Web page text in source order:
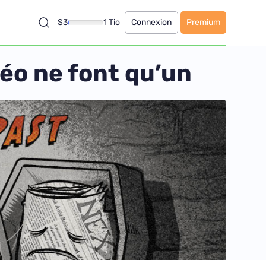
S3 1 Tio Connexion Premium
ne font qu’un